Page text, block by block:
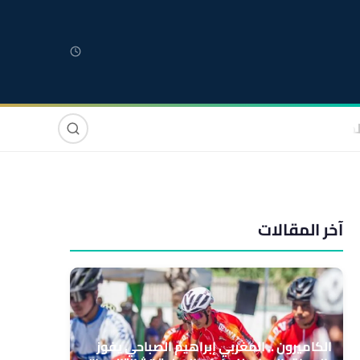
صوت وصورة
آخر المقالات
الكاميرون .. المغربي إبراهيم الصباحي يفوز